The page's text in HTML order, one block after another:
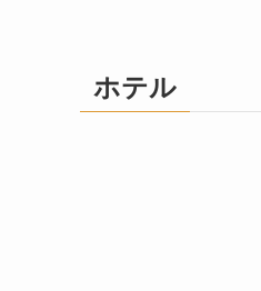
ホテル